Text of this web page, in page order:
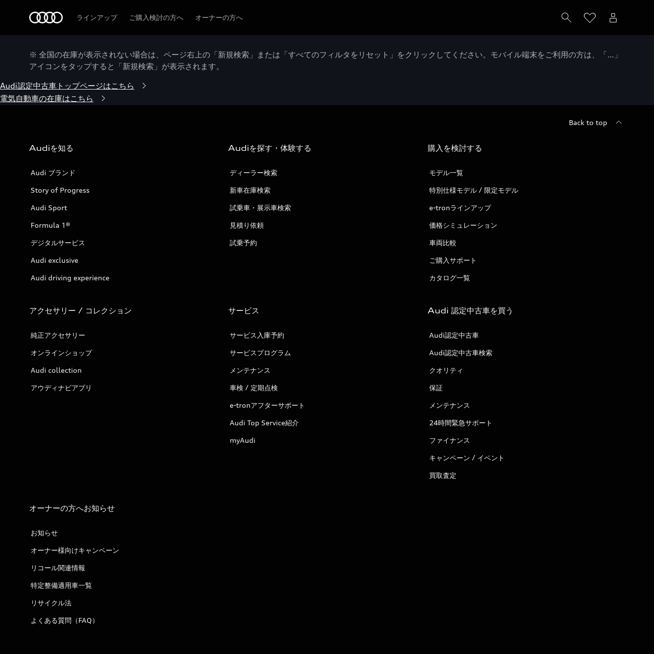
ラインアップ ご購入検討の方へ オーナーの方へ
※ 全国の在庫が表示されない場合は、ページ右上の「新規検索」または「すべてのフィルタをリセット」をクリックしてください。モバイル端末をご利用の方は、「…」
アイコンをタップすると「新規検索」が表示されます。
Audi認定中古車トップページはこちら
電気自動車の在庫はこちら
Back to top
Audiを知る
Audi ブランド
Story of Progress
Audi Sport
Formula 1®
デジタルサービス
Audi exclusive
Audi driving experience
Audiを探す・体験する
ディーラー検索
新車在庫検索
試乗車・展示車検索
見積り依頼
試乗予約
購入を検討する
モデル一覧
特別仕様モデル / 限定モデル
e-tronラインアップ
価格シミュレーション
車両比較
ご購入サポート
カタログ一覧
アクセサリー / コレクション
純正アクセサリー
オンラインショップ
Audi collection
アウディナビアプリ
サービス
サービス入庫予約
サービスプログラム
メンテナンス
車検 / 定期点検
e-tronアフターサポート
Audi Top Service紹介
myAudi
Audi 認定中古車を買う
Audi認定中古車
Audi認定中古車検索
クオリティ
保証
メンテナンス
24時間緊急サポート
ファイナンス
キャンペーン / イベント
買取査定
オーナーの方へお知らせ
お知らせ
オーナー様向けキャンペーン
リコール関連情報
特定整備適用車一覧
リサイクル法
よくある質問（FAQ）